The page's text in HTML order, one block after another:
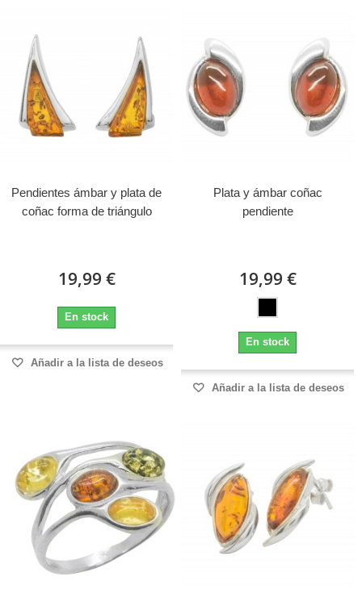
Pendientes ámbar y plata de
coñac forma de triángulo
19,99 €
En stock
Añadir a la lista de deseos
Plata y ámbar coñac
pendiente
19,99 €
En stock
Añadir a la lista de deseos